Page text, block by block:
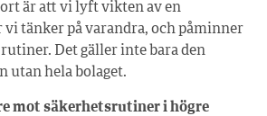
är att vi lyft vikten av en
tänker på varandra, och påminner
Det gäller inte bara den
utan hela bolaget.
mot säkerhetsrutiner i högre